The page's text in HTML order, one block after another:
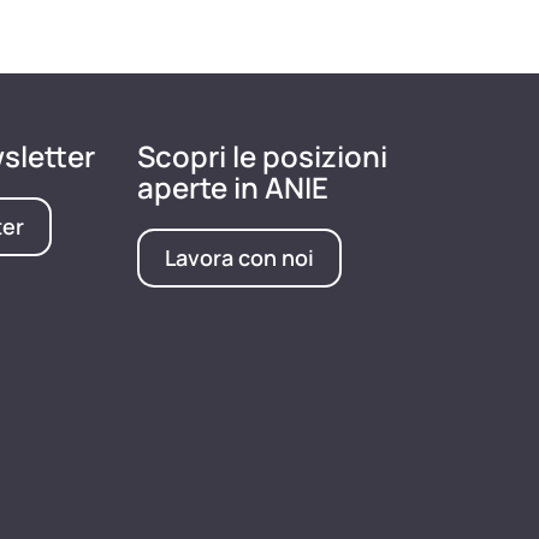
Scopri le posizioni
aperte in ANIE
Lavora con noi